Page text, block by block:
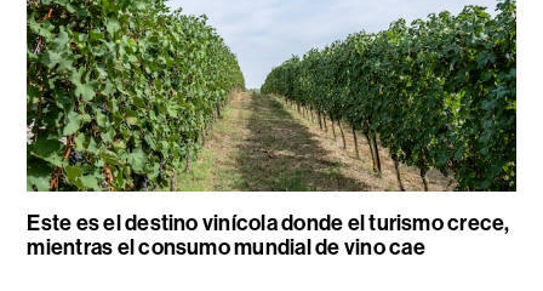
Este es el destino vinícola donde el turismo crece,
mientras el consumo mundial de vino cae